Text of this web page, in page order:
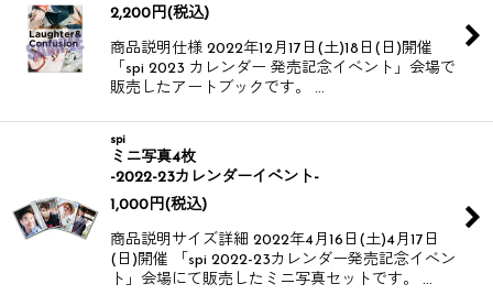
2,200 円(税込)
商品説明仕様 2022年12月17日(土)18日(日)開催
「spi 2023 カレンダー 発売記念イベント」会場で
販売したアートブックです。 …
spi
ミニ写真4枚
-2022-23カレンダーイベント-
1,000 円(税込)
商品説明サイズ詳細 2022年4月16日(土)4月17日
(日)開催 「spi 2022-23カレンダー発売記念イベン
ト」会場にて販売したミニ写真セットです。 …